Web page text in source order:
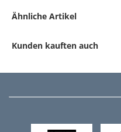
Ähnliche Artikel
Kunden kauften auch